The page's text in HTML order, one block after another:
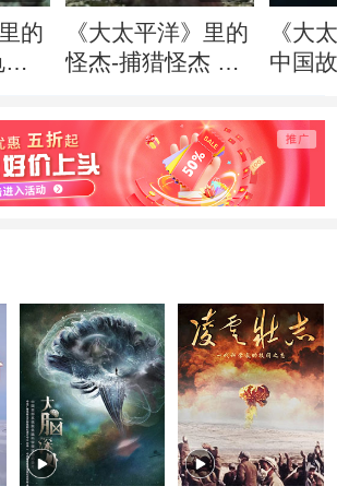
的
《大太平洋》里的
怪杰-捕猎怪杰 狼
《大
中国